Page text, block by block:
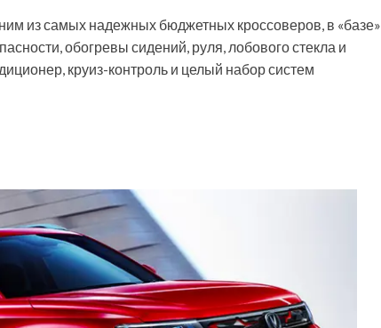
из самых надежных бюджетных кроссоверов, в «базе»
обогревы сидений, руля, лобового стекла и
круиз-контроль и целый набор систем